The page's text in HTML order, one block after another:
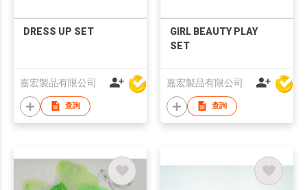
DRESS UP SET
嘉宏製品有限公司
查詢
GIRL BEAUTY PLAY
SET
嘉宏製品有限公司
查詢